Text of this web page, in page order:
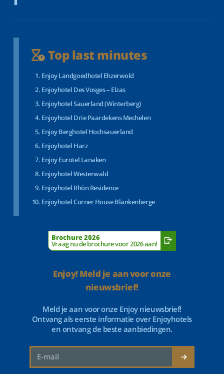
Top last minutes
Enjoy Landgoedhotel Ehzerwold
Enjoyhotel Des Vosges – Elzas
Enjoyhotel Sauerland (Winterberg)
Enjoyhotel Drie Paardekens Mechelen
Enjoy Berghotel Hochsauerland
Enjoyhotel Harz
Enjoy Eurotel Lanaken
Enjoyhotel Westerwald
Enjoyhotel Rhön Residence
Enjoyhotel Corner House Blankenberge
Brochure 2026
Vraag nu de brochure voor 2026 aan!
Enjoy! Meld je aan voor onze
nieuwsbrief!
Meld je aan voor onze Enjoy nieuwsbrief!
Ontvang als eerste informatie over Enjoyhotels
en ontvang de beste aanbiedingen.